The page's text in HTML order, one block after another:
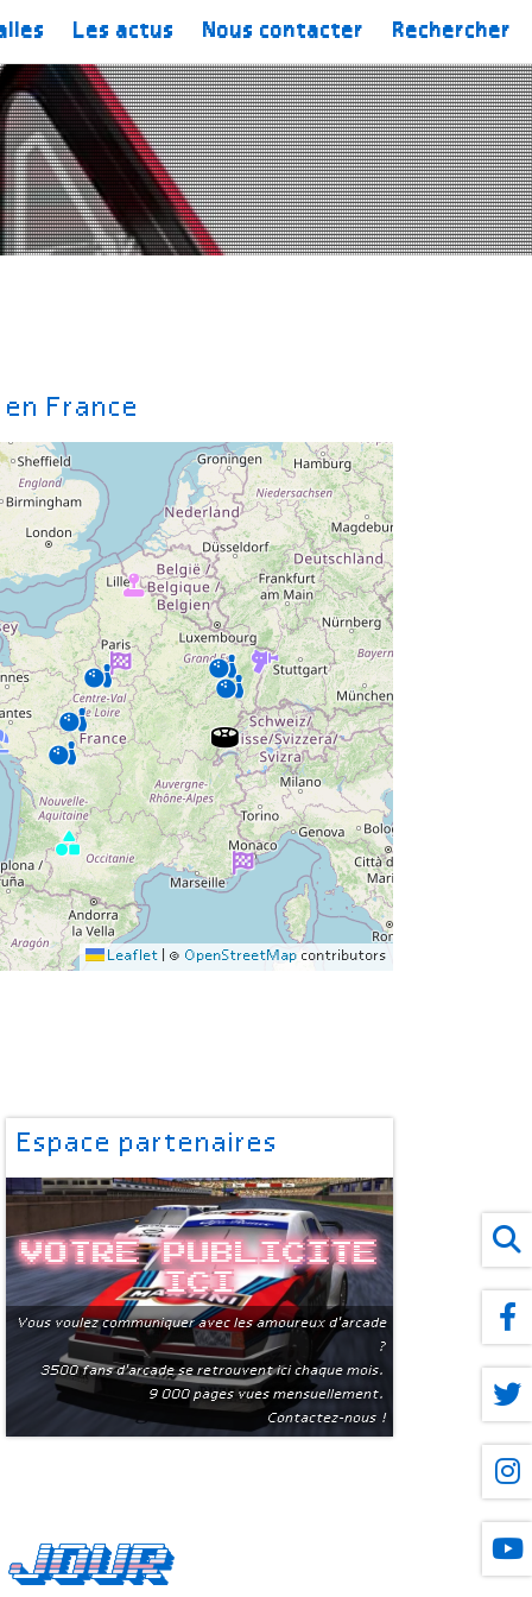
Les actus Nous contacter Rechercher
France
Leaflet © OpenStreetMap contributors
Espace partenaires
Votre publicite
ici
Vous voulez communiquer avec les amoureux d'arcade
?
3500 fans d'arcade se retrouvent ici chaque mois.
9 000 pages vues mensuellement.
Contactez-nous !
jour